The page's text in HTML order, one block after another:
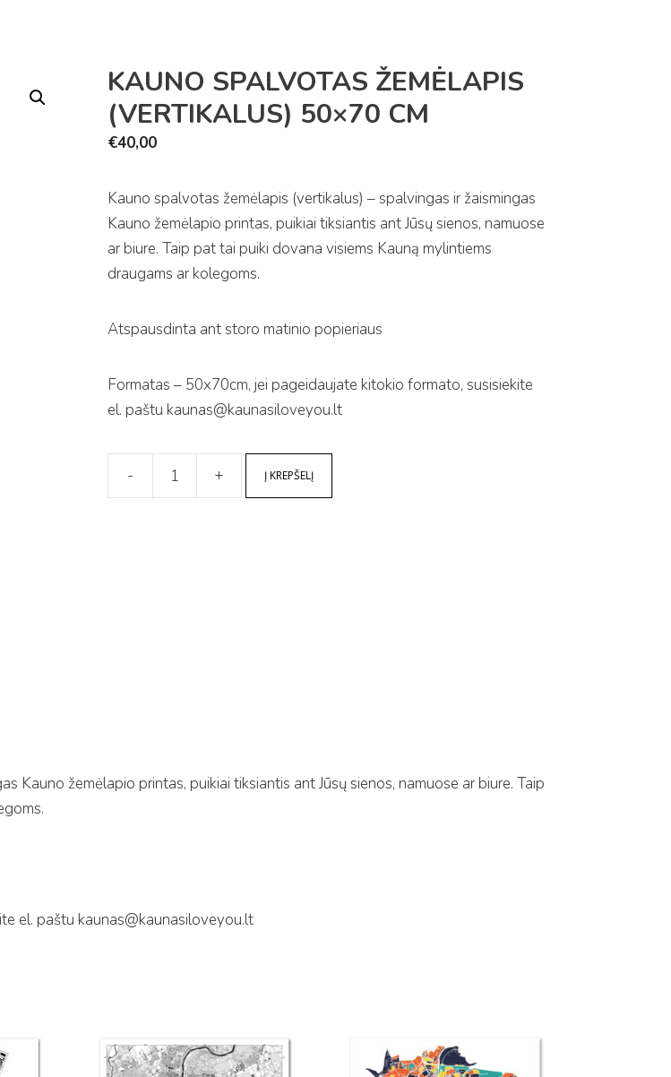
KAUNO SPALVOTAS ŽEMĖLAPIS
(VERTIKALUS) 50×70 CM
€40,00
Kauno spalvotas žemėlapis (vertikalus) – spalvingas ir žaismingas
Kauno žemėlapio printas, puikiai tiksiantis ant Jūsų sienos, namuose
ar biure. Taip pat tai puiki dovana visiems Kauną mylintiems
draugams ar kolegoms.
Atspausdinta ant storo matinio popieriaus
Formatas – 50x70cm, jei pageidaujate kitokio formato, susisiekite
el. paštu kaunas@kaunasiloveyou.lt
- + Į KREPŠELĮ
Kauno žemėlapio printas, puikiai tiksiantis ant Jūsų sienos, namuose ar biure. Taip
el. paštu kaunas@kaunasiloveyou.lt
has